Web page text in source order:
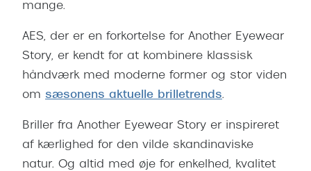
mange.
AES, der er en forkortelse for Another Eyewear
Story, er kendt for at kombinere klassisk
håndværk med moderne former og stor viden
om sæsonens aktuelle brilletrends.
Briller fra Another Eyewear Story er inspireret
af kærlighed for den vilde skandinaviske
natur. Og altid med øje for enkelhed, kvalitet